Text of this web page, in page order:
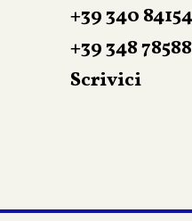
+39 340
+39 348
Scrivici